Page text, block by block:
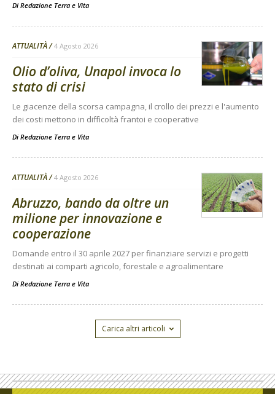
Di Redazione Terra e Vita
ATTUALITÀ 4 Agosto 2026
Olio d’oliva, Unapol invoca lo
stato di crisi
Le giacenze della scorsa campagna, il crollo dei prezzi e l'aumento
dei costi mettono in difficoltà frantoi e cooperative
Di Redazione Terra e Vita
ATTUALITÀ 4 Agosto 2026
Abruzzo, bando da oltre un
milione per innovazione e
cooperazione
Domande entro il 30 aprile 2027 per finanziare servizi e progetti
destinati ai comparti agricolo, forestale e agroalimentare
Di Redazione Terra e Vita
Carica altri articoli